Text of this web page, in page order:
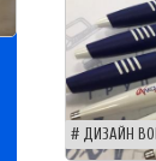
ДИЗАЙН